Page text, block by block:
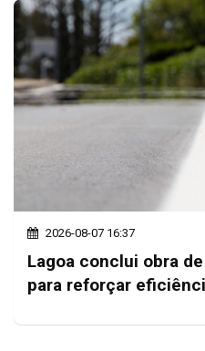
2026-08-07 16:37
Lagoa conclui obra
para reforçar